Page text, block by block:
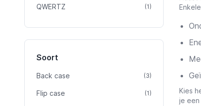
QWERTZ (1)product
Soort
Back case (3)product
Flip case (1)product
Kies
je